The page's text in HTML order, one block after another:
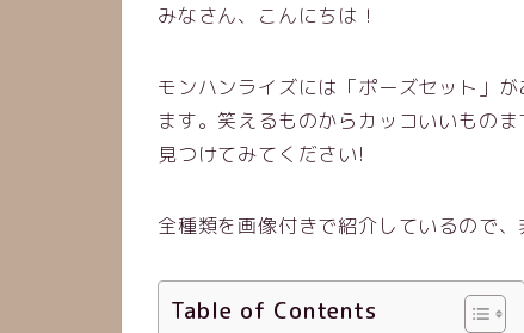
みなさん、こんにちは！
モンハンライズには「ポーズセット」
ます。笑えるものからカッコいいもの
見つけてみてください!
全種類を画像付きで紹介しているので
Table of Contents